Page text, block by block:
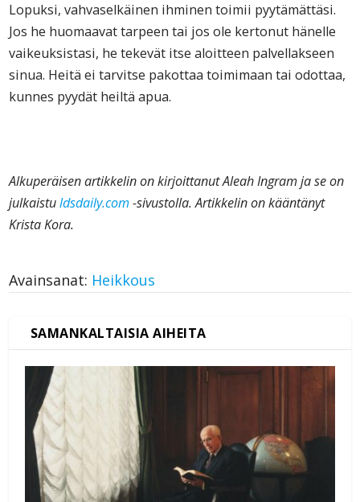
Lopuksi, vahvaselkäinen ihminen toimii pyytämättäsi.
Jos he huomaavat tarpeen tai jos ole kertonut hänelle
vaikeuksistasi, he tekevät itse aloitteen palvellakseen
sinua. Heitä ei tarvitse pakottaa toimimaan tai odottaa,
kunnes pyydät heiltä apua.
Alkuperäisen artikkelin on kirjoittanut Aleah Ingram ja se on
julkaistuldsdaily.com-sivustolla. Artikkelin on kääntänyt
Krista Kora.
Avainsanat: Heikkous